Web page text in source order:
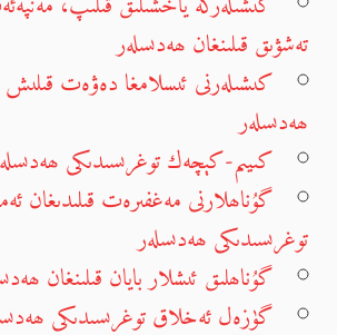
تەشۋىق قىلىنغان ھەدىسلەر
كىشىلەرنى ئىسلامغا دەۋەت
ھەدىسلەر
كىيىم-كېچەك توغرىسىدىكى
گۇناھلارنى مەغفىرەت قىلىدىغان
توغرىسىدىكى ھەدىسلەر
گۇناھلىق ئىشلار بايان قىلىنغان
گۈزەل ئەخلاق توغرىسىدىكى